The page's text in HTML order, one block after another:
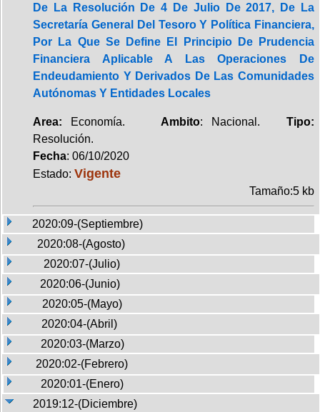
De La Resolución De 4 De Julio De 2017, De La
Secretaría General Del Tesoro Y Política Financiera,
Por La Que Se Define El Principio De Prudencia
Financiera Aplicable A Las Operaciones De
Endeudamiento Y Derivados De Las Comunidades
Autónomas Y Entidades Locales
Area: Economía. Ambito: Nacional.Tipo:
Resolución.
Fecha: 06/10/2020
Estado: Vigente
Tamaño:5 kb
2020:09-(Septiembre)
2020:08-(Agosto)
2020:07-(Julio)
2020:06-(Junio)
2020:05-(Mayo)
2020:04-(Abril)
2020:03-(Marzo)
2020:02-(Febrero)
2020:01-(Enero)
2019:12-(Diciembre)